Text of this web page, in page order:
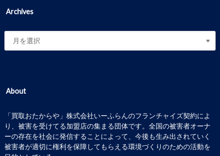
Archives
About
「買取おたからや」株式会社いーふらんのフランチャイズ契約によ
り、被害を受けてる加盟店の集まる団体です。全国の被害者オーナ
ーの存在を社会に発信することによって、今後も生み出されていく
被害者が適切に権利を保障してもらえる環境づくりのための活動を